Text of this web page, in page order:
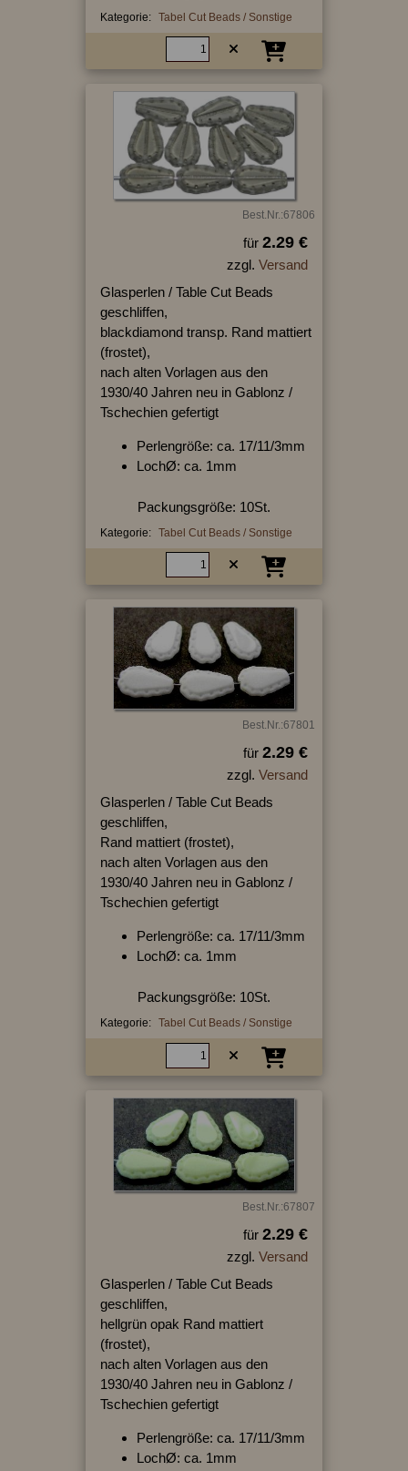
Kategorie: Tabel Cut Beads / Sonstige
Best.Nr.:67806
für 2.29 €
zzgl. Versand
Glasperlen / Table Cut Beads
geschliffen,
blackdiamond transp. Rand mattiert
(frostet),
nach alten Vorlagen aus den
1930/40 Jahren neu in Gablonz /
Tschechien gefertigt
Perlengröße: ca. 17/11/3mm
LochØ: ca. 1mm
Packungsgröße: 10St.
Kategorie: Tabel Cut Beads / Sonstige
Best.Nr.:67801
für 2.29 €
zzgl. Versand
Glasperlen / Table Cut Beads
geschliffen,
Rand mattiert (frostet),
nach alten Vorlagen aus den
1930/40 Jahren neu in Gablonz /
Tschechien gefertigt
Perlengröße: ca. 17/11/3mm
LochØ: ca. 1mm
Packungsgröße: 10St.
Kategorie: Tabel Cut Beads / Sonstige
Best.Nr.:67807
für 2.29 €
zzgl. Versand
Glasperlen / Table Cut Beads
geschliffen,
hellgrün opak Rand mattiert
(frostet),
nach alten Vorlagen aus den
1930/40 Jahren neu in Gablonz /
Tschechien gefertigt
Perlengröße: ca. 17/11/3mm
LochØ: ca. 1mm